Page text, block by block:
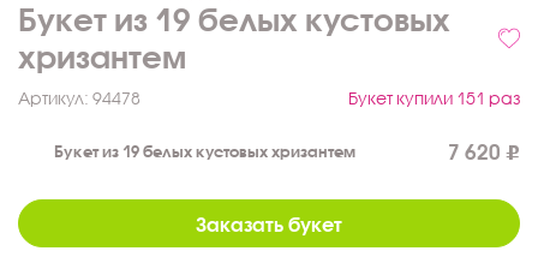
Букет из 19 белых кустовых
хризантем
Артикул: 94478 Букет купили 151 раз
Букет из 19 белых кустовых хризантем 7 620
Заказать букет